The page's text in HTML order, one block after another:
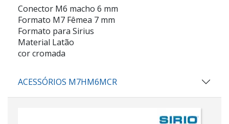
Conector M6 macho 6 mm
Formato M7 Fêmea 7 mm
Formato para Sirius
Material Latão
cor cromada
ACESSÓRIOS M7HM6MCR